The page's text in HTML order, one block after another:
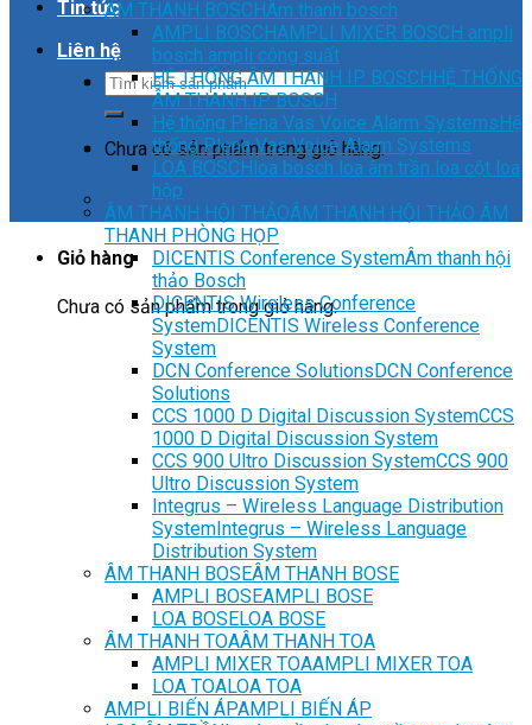
Tin tức
Liên hệ
Chưa có sản phẩm trong giỏ hàng.
Giỏ hàng
Chưa có sản phẩm trong giỏ hàng.
ÂM THANH BOSCHÂm thanh bosch
AMPLI BOSCHAMPLI MIXER BOSCH ampli
bosch ampli công suất
HỆ THỐNG ÂM THANH IP BOSCHHỆ THỐNG
ÂM THANH IP BOSCH
Hệ thống Plena Vas Voice Alarm SystemsHệ
thống Plena Vas Voice Alarm Systems
LOA BOSCHloa bosch loa âm trần loa cột loa
hộp
ÂM THANH HỘI THẢOÂM THANH HỘI THẢO ÂM
THANH PHÒNG HỌP
DICENTIS Conference SystemÂm thanh hội
thảo Bosch
DICENTIS Wireless Conference
SystemDICENTIS Wireless Conference
System
DCN Conference SolutionsDCN Conference
Solutions
CCS 1000 D Digital Discussion SystemCCS
1000 D Digital Discussion System
CCS 900 Ultro Discussion SystemCCS 900
Ultro Discussion System
Integrus – Wireless Language Distribution
SystemIntegrus – Wireless Language
Distribution System
ÂM THANH BOSEÂM THANH BOSE
AMPLI BOSEAMPLI BOSE
LOA BOSELOA BOSE
ÂM THANH TOAÂM THANH TOA
AMPLI MIXER TOAAMPLI MIXER TOA
LOA TOALOA TOA
AMPLI BIẾN ÁPAMPLI BIẾN ÁP